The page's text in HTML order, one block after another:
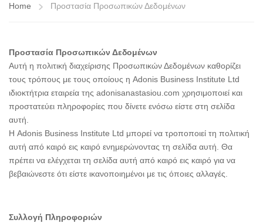
Home Προστασία Προσωπικών Δεδομένων
Προστασία Προσωπικών Δεδομένων
Αυτή η πολιτική διαχείρισης Προσωπικών Δεδομένων καθορίζει
τους τρόπους με τους οποίους η Adonis Business Institute Ltd
ιδιοκτήτρια εταιρεία της adonisanastasiou.com χρησιμοποιεί και
προστατεύει πληροφορίες που δίνετε ενόσω είστε στη σελίδα
αυτή.
Η Adonis Business Institute Ltd μπορεί να τροποποιεί τη πολιτική
αυτή από καιρό εις καιρό ενημερώνοντας τη σελίδα αυτή. Θα
πρέπει να ελέγχεται τη σελίδα αυτή από καιρό εις καιρό για να
βεβαιώνεστε ότι είστε ικανοποιημένοι με τις όποιες αλλαγές.
Συλλογή Πληροφοριών